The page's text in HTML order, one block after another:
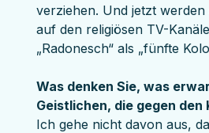
verziehen. Und jetzt werden
auf den religiösen TV-
„Radonesch“ als „fünfte
Was denken Sie, was
Geistlichen, die gegen den
Ich gehe nicht davon aus,